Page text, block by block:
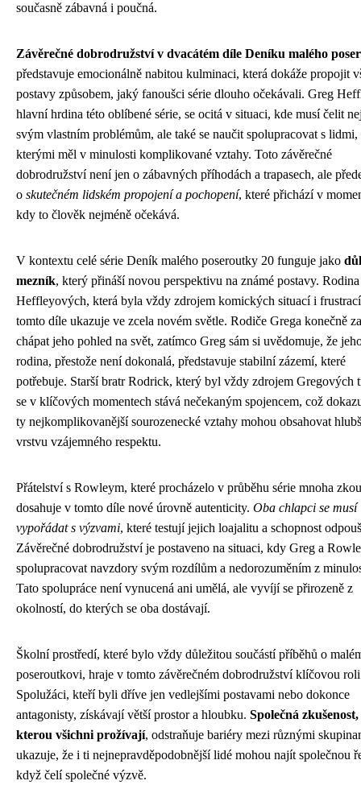
současně zábavná i poučná.
Závěrečné dobrodružství v dvacátém díle Deníku malého
představuje emocionálně nabitou kulminaci, která dokáže propojit
postavy způsobem, jaký fanoušci série dlouho očekávali. Greg
hlavní hrdina této oblíbené série, se ocitá v situaci, kde musí čelit
svým vlastním problémům, ale také se naučit spolupracovat s lidmi,
kterými měl v minulosti komplikované vztahy. Toto závěrečné
dobrodružství není jen o zábavných příhodách a trapasech, ale
o skutečném lidském propojení a pochopení, které přichází v
kdy to člověk nejméně očekává.
V kontextu celé série Deník malého poseroutky 20 funguje jako
mezník, který přináší novou perspektivu na známé postavy. Rodina
Heffleyových, která byla vždy zdrojem komických situací i
tomto díle ukazuje ve zcela novém světle. Rodiče Grega konečně
chápat jeho pohled na svět, zatímco Greg sám si uvědomuje, že
rodina, přestože není dokonalá, představuje stabilní zázemí, které
potřebuje. Starší bratr Rodrick, který byl vždy zdrojem Gregových
se v klíčových momentech stává nečekaným spojencem, což
ty nejkomplikovanější sourozenecké vztahy mohou obsahovat
vrstvu vzájemného respektu.
Přátelství s Rowleym, které procházelo v průběhu série mnoha
dosahuje v tomto díle nové úrovně autenticity. Oba chlapci se musí
vypořádat s výzvami, které testují jejich loajalitu a schopnost
Závěrečné dobrodružství je postaveno na situaci, kdy Greg a
spolupracovat navzdory svým rozdílům a nedorozuměním z
Tato spolupráce není vynucená ani umělá, ale vyvíjí se přirozeně z
okolností, do kterých se oba dostávají.
Školní prostředí, které bylo vždy důležitou součástí příběhů o
poseroutkovi, hraje v tomto závěrečném dobrodružství klíčovou
Spolužáci, kteří byli dříve jen vedlejšími postavami nebo dokonce
antagonisty, získávají větší prostor a hloubku. Společná zkušenost,
kterou všichni prožívají, odstraňuje bariéry mezi různými
ukazuje, že i ti nejnepravděpodobnější lidé mohou najít společnou
když čelí společné výzvě.